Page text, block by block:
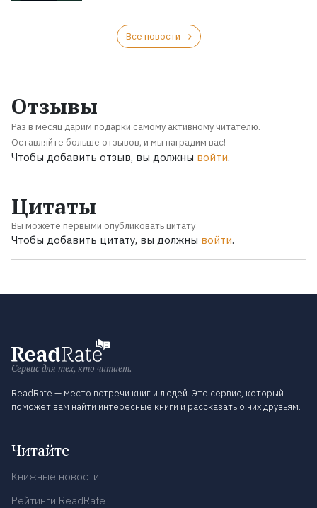
Все новости
Отзывы
Раз в месяц дарим подарки самому активному читателю.
Оставляйте больше отзывов, и мы наградим вас!
Чтобы добавить отзыв, вы должны войти.
Цитаты
Вы можете первыми опубликовать цитату
Чтобы добавить цитату, вы должны войти.
Сервис для тех, кто читает.
ReadRate — место встречи книг и людей. Это сервис, который
поможет вам найти интересные книги и рассказать о них друзьям.
Читайте
Книжные новости
Рейтинги ReadRate